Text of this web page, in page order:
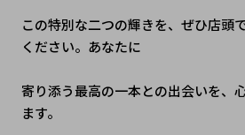
この特別な二つの輝きを、ぜひ店頭
ください。あなたに
寄り添う最高の一本との出会いを、
ます。